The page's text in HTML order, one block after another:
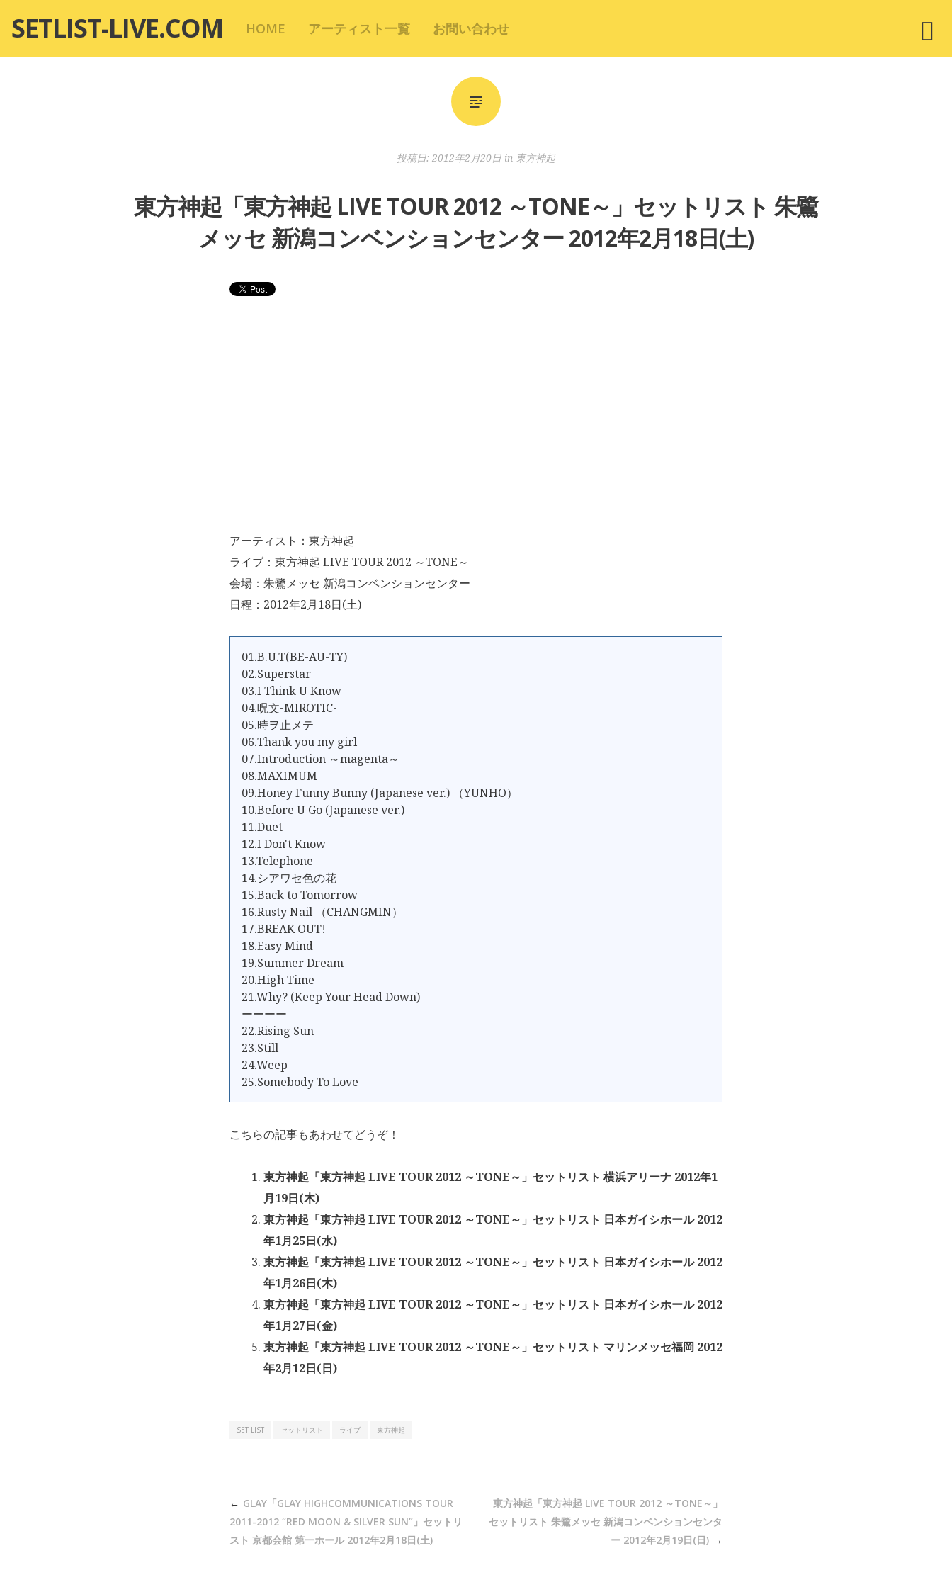
テ
SETLIST-LIVE.COM HOME アーティスト一覧 お問い合わせ
投稿日: 2012年2月20日 in 東方神起
東方神起「東方神起 LIVE TOUR 2012 ～TONE～」セットリスト 朱鷺
メッセ 新潟コンベンションセンター 2012年2月18日(土)
アーティスト：東方神起
ライブ：東方神起 LIVE TOUR 2012 ～TONE～
会場：朱鷺メッセ 新潟コンベンションセンター
日程：2012年2月18日(土)
01.B.U.T(BE-AU-TY)
02.Superstar
03.I Think U Know
04.呪文-MIROTIC-
05.時ヲ止メテ
06.Thank you my girl
07.Introduction ～magenta～
08.MAXIMUM
09.Honey Funny Bunny (Japanese ver.) （YUNHO）
10.Before U Go (Japanese ver.)
11.Duet
12.I Don't Know
13.Telephone
14.シアワセ色の花
15.Back to Tomorrow
16.Rusty Nail （CHANGMIN）
17.BREAK OUT!
18.Easy Mind
19.Summer Dream
20.High Time
21.Why? (Keep Your Head Down)
ーーーー
22.Rising Sun
23.Still
24.Weep
25.Somebody To Love
こちらの記事もあわせてどうぞ！
東方神起「東方神起 LIVE TOUR 2012 ～TONE～」セットリスト 横浜アリーナ 2012年1
月19日(木)
東方神起「東方神起 LIVE TOUR 2012 ～TONE～」セットリスト 日本ガイシホール 2012
年1月25日(水)
東方神起「東方神起 LIVE TOUR 2012 ～TONE～」セットリスト 日本ガイシホール 2012
年1月26日(木)
東方神起「東方神起 LIVE TOUR 2012 ～TONE～」セットリスト 日本ガイシホール 2012
年1月27日(金)
東方神起「東方神起 LIVE TOUR 2012 ～TONE～」セットリスト マリンメッセ福岡 2012
年2月12日(日)
SET LIST セットリスト ライブ 東方神起
GLAY「GLAY HIGHCOMMUNICATIONS TOUR
2011-2012 “RED MOON & SILVER SUN”」セットリ
スト 京都会館 第一ホール 2012年2月18日(土)
東方神起「東方神起 LIVE TOUR 2012 ～TONE～」
セットリスト 朱鷺メッセ 新潟コンベンションセンタ
ー 2012年2月19日(日)